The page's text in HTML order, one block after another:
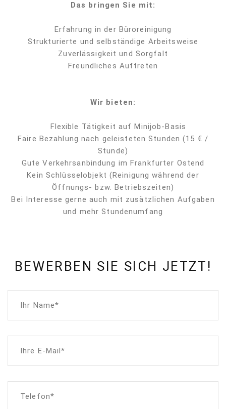
Das bringen Sie mit:
Erfahrung in der Büroreinigung
Strukturierte und selbständige Arbeitsweise
Zuverlässigkeit und Sorgfalt
Freundliches Auftreten
Wir bieten:
Flexible Tätigkeit auf Minijob-Basis
Faire Bezahlung nach geleisteten Stunden (15 € /
Stunde)
Gute Verkehrsanbindung im Frankfurter Ostend
Kein Schlüsselobjekt (Reinigung während der
Öffnungs- bzw. Betriebszeiten)
Bei Interesse gerne auch mit zusätzlichen Aufgaben
und mehr Stundenumfang
BEWERBEN SIE SICH JETZT!
Ihr Name*
Ihre E-Mail*
Telefon*